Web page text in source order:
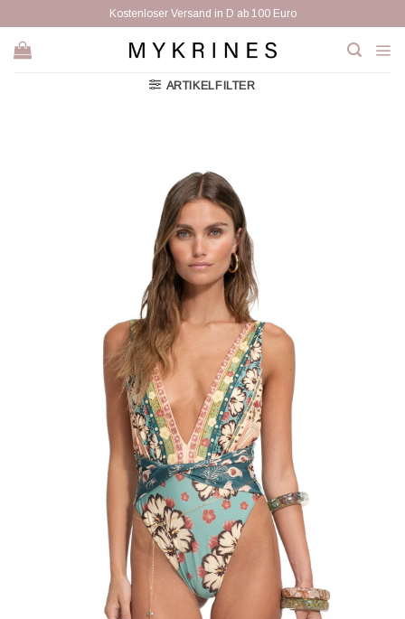
Inhalt
springen
Kostenloser Versand in D ab 100 Euro
ARTIKELFILTER